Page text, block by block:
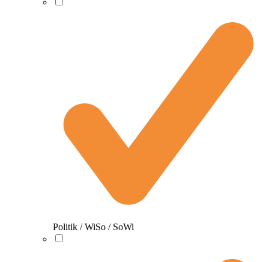
Politik / WiSo / SoWi